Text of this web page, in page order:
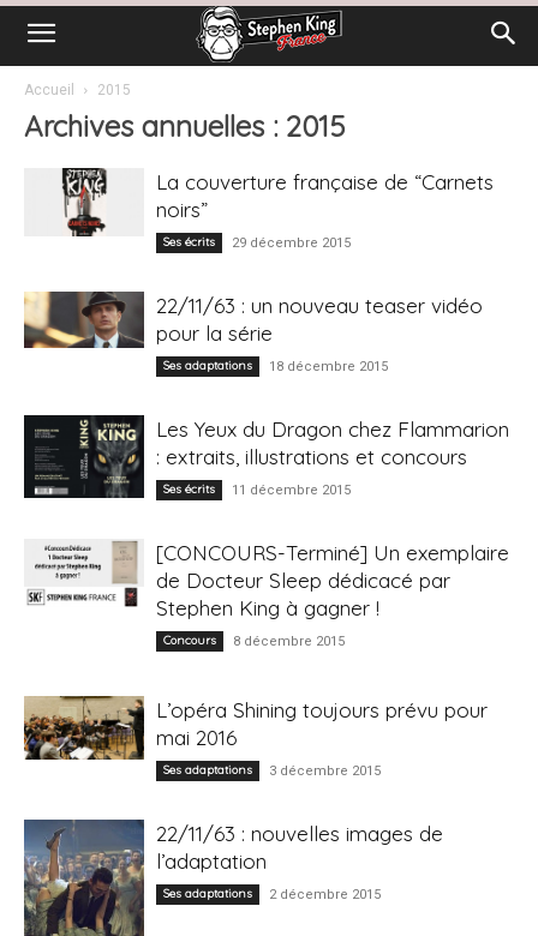
Accueil 2015
Archives annuelles : 2015
La couverture française de “Carnets
noirs”
Ses écrits 29 décembre 2015
22/11/63 : un nouveau teaser vidéo
pour la série
Ses adaptations 18 décembre 2015
Les Yeux du Dragon chez Flammarion
: extraits, illustrations et concours
Ses écrits 11 décembre 2015
[CONCOURS-Terminé] Un exemplaire
de Docteur Sleep dédicacé par
Stephen King à gagner !
Concours 8 décembre 2015
L’opéra Shining toujours prévu pour
mai 2016
Ses adaptations 3 décembre 2015
22/11/63 : nouvelles images de
l’adaptation
Ses adaptations 2 décembre 2015